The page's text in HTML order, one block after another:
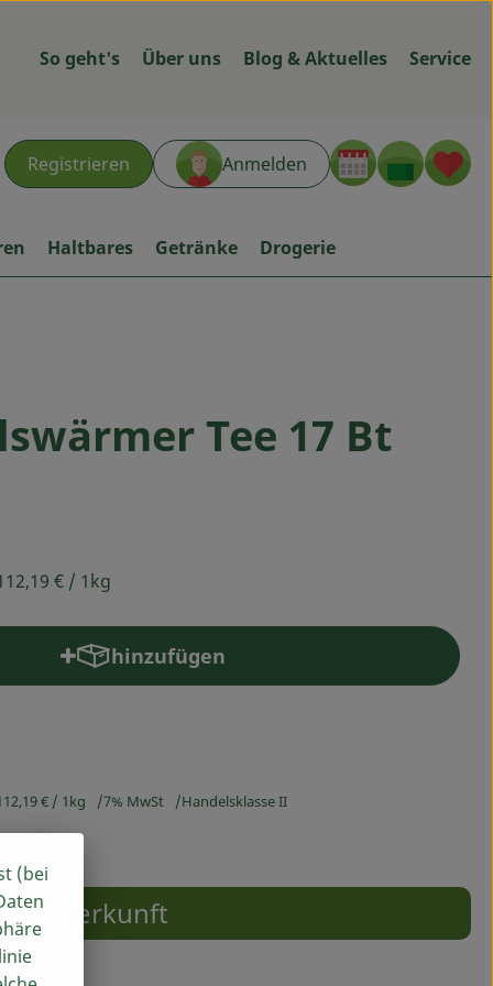
So geht's Über uns Blog & Aktuelles Service
Registrieren Anmelden
Haltbares Getränke Drogerie
Tee 17 Bt
€ / 1kg
hinzufügen
Produkt zum Warenkorb hinzufügen
€ / 1kg 7% MwSt Handelsklasse II
Herkunft
(bei